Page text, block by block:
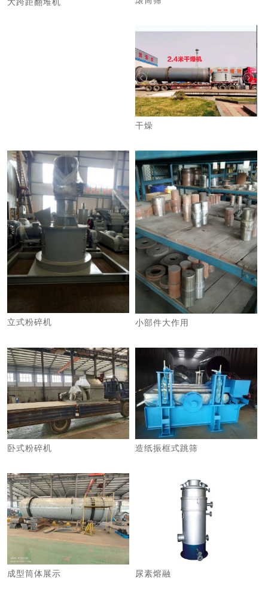
大跨距翻堆机
干燥
立式粉碎机 小部件大作用
卧式粉碎机 造纸振框式跳筛
成型筒体展示 尿素熔融